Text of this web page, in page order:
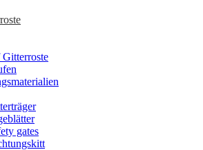
gates